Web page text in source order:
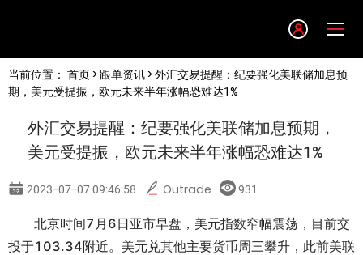
English
简体中文
한글
当前位置： 首页> 跟单资讯> 外汇交易提醒：纪要强化美联储加息预
期，美元受提振，欧元未来半年涨幅恐难达1%
外汇交易提醒：纪要强化美联储加息预期，
美元受提振，欧元未来半年涨幅恐难达1%
2023-07-07 09:46:58 Outrade 931
北京时间7月6日亚市早盘，美元指数窄幅震荡，目前交
投于103.34附近。美元兑其他主要货币周三攀升，此前美联